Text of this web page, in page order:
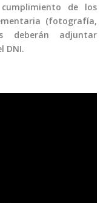
de los
(fotografía,
deberán adjuntar
DNI.